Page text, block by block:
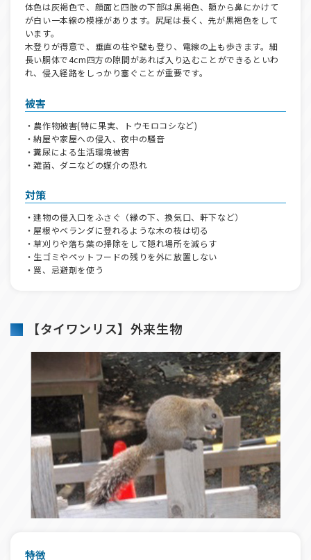
体色は灰褐色で、顔面と四肢の下部は黒褐色、額から鼻にかけて
が白い一本線の模様があります。尻尾は長く、先が黒褐色をして
います。
木登りが得意で、垂直の柱や壁も登り、電線の上も歩きます。細
長い胴体で4cm四方の隙間があれば入り込むことができるといわ
れ、侵入経路をしっかり塞ぐことが重要です。
被害
・農作物被害(特に果実、トウモロコシなど)
・納屋や家屋への侵入、夜中の騒音
・糞尿による生活環境被害
・雑菌、ダニなどの媒介の恐れ
対策
・建物の侵入口をふさぐ（縁の下、換気口、軒下など）
・屋根やベランダに登れるような木の枝は切る
・草刈りや落ち葉の掃除をして隠れ場所を減らす
・生ゴミやペットフードの残りを外に放置しない
・罠、忌避剤を使う
【タイワンリス】外来生物
特徴